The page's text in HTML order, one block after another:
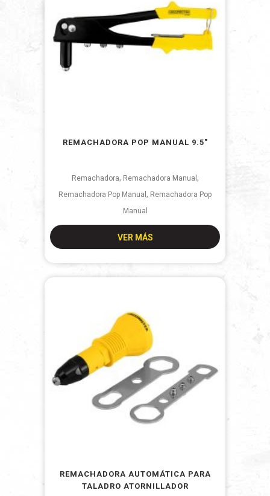
REMACHADORA POP MANUAL 9.5″
Remachadora, Remachadora Manual ,
Remachadora Pop Manual , Remachadora Pop
Manual
VER MÁS
REMACHADORA AUTOMÁTICA PARA
TALADRO ATORNILLADOR